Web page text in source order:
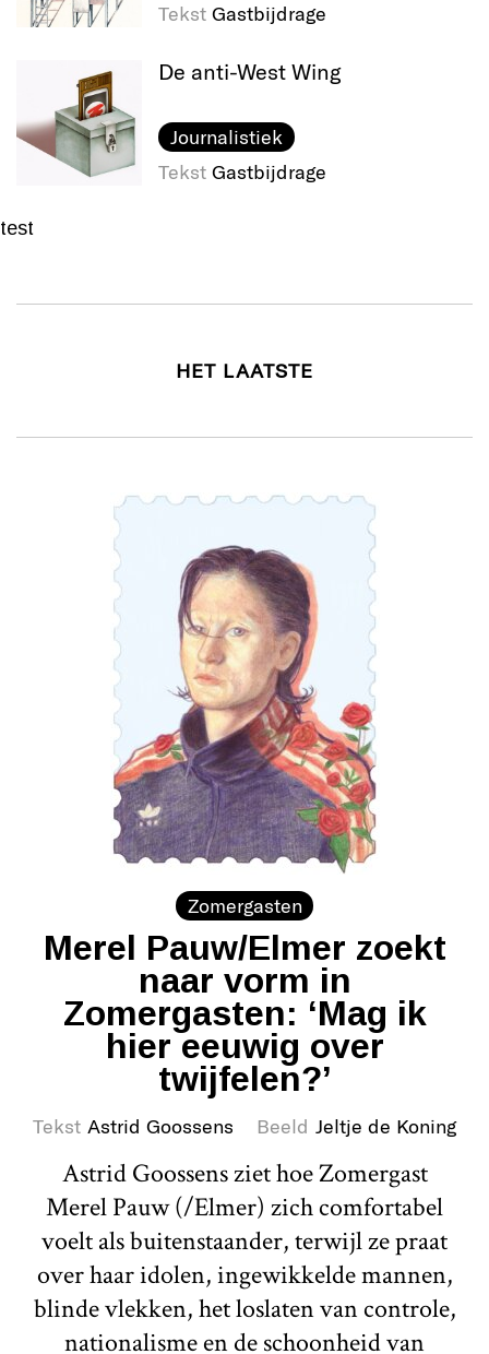
Tekst Gastbijdrage
De anti-West Wing
Journalistiek
Tekst Gastbijdrage
test
HET LAATSTE
Zomergasten
Merel Pauw/Elmer zoekt
naar vorm in
Zomergasten: ‘Mag ik
hier eeuwig over
twijfelen?’
Tekst Astrid Goossens Beeld Jeltje de Koning
Astrid Goossens ziet hoe Zomergast
Merel Pauw (/Elmer) zich comfortabel
voelt als buitenstaander, terwijl ze praat
over haar idolen, ingewikkelde mannen,
blinde vlekken, het loslaten van controle,
nationalisme en de schoonheid van